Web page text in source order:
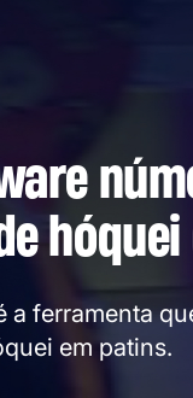
a ferramenta
em patins.